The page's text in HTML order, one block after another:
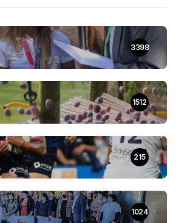
3398
1512
215
1024